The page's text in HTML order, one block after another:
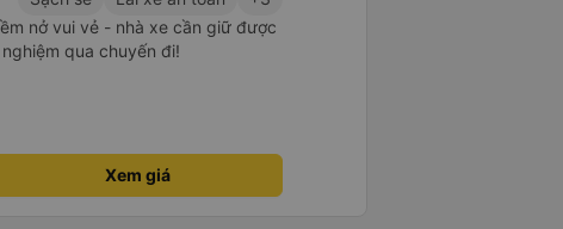
nở vui vẻ - nhà xe cần giữ được
qua chuyến đi!
Xem giá